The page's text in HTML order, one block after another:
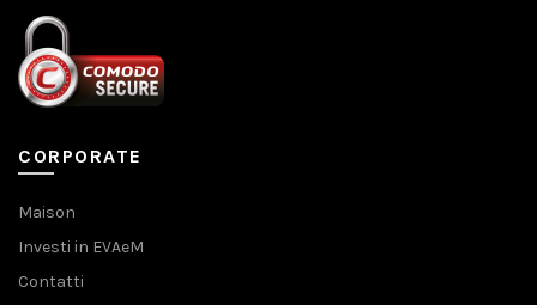
CORPORATE
Maison
Investi in EVAeM
Contatti